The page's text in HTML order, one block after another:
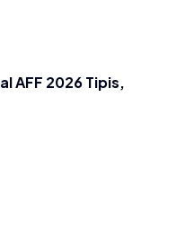
AFF 2026 Tipis,